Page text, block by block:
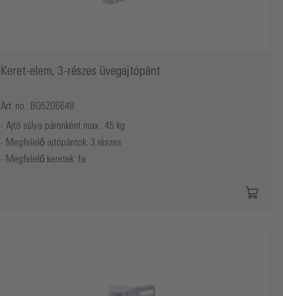
Keret-elem, 3-részes üvegajtópánt
Art. no.: BO5206648
Ajtó súlya páronként max.: 45 kg
Megfelelő ajtópántok: 3 részes
Megfelelő keretek: fa